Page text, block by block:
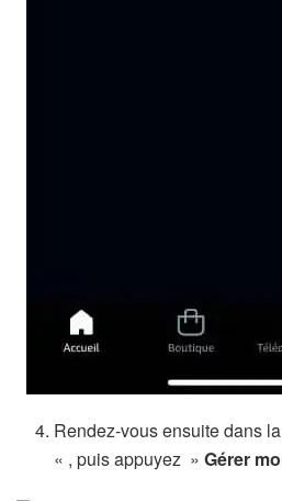
Rendez-vous ensuite dans
« , puis appuyez »Gérer